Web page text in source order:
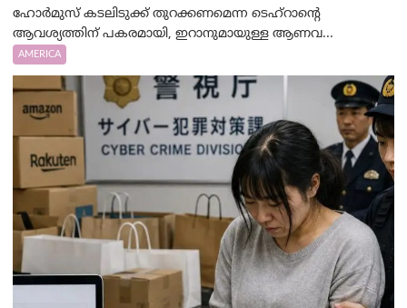
ഹോർമുസ് കടലിടുക്ക് തുറക്കണമെന്ന ടെഹ്‌റാന്റെ
ആവശ്യത്തിന് പകരമായി, ഇറാനുമായുള്ള ആണവ...
AMERICA